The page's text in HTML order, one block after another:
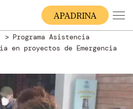
APADRINA
Programa Asistencia
en proyectos de Emergencia